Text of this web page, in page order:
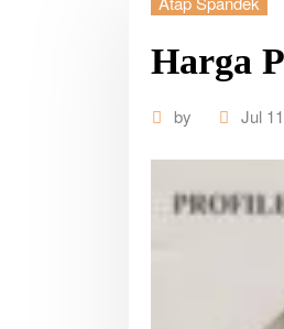
Harga
by Jul